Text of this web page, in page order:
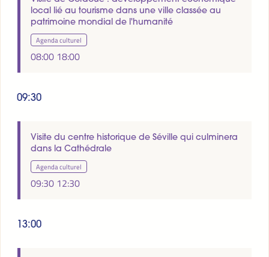
local lié au tourisme dans une ville classée au
patrimoine mondial de l'humanité
Agenda culturel
08:00 18:00
09:30
Visite du centre historique de Séville qui culminera
dans la Cathédrale
Agenda culturel
09:30 12:30
13:00